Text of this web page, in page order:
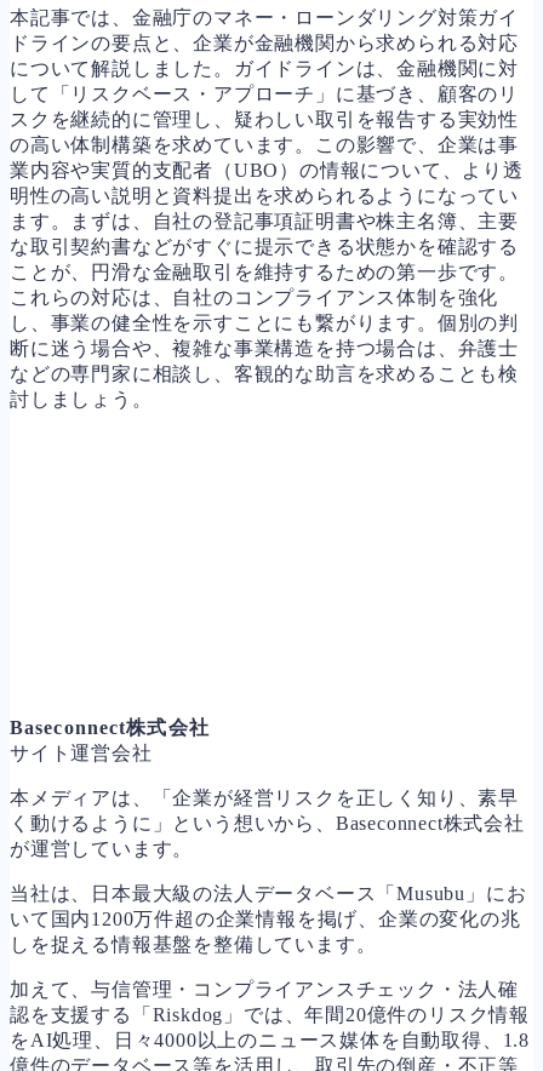
本記事では、金融庁のマネー・ローンダリング対策ガイ
ドラインの要点と、企業が金融機関から求められる対応
について解説しました。ガイドラインは、金融機関に対
して「リスクベース・アプローチ」に基づき、顧客のリ
スクを継続的に管理し、疑わしい取引を報告する実効性
の高い体制構築を求めています。この影響で、企業は事
業内容や実質的支配者（UBO）の情報について、より透
明性の高い説明と資料提出を求められるようになってい
ます。まずは、自社の登記事項証明書や株主名簿、主要
な取引契約書などがすぐに提示できる状態かを確認する
ことが、円滑な金融取引を維持するための第一歩です。
これらの対応は、自社のコンプライアンス体制を強化
し、事業の健全性を示すことにも繋がります。個別の判
断に迷う場合や、複雑な事業構造を持つ場合は、弁護士
などの専門家に相談し、客観的な助言を求めることも検
討しましょう。
Baseconnect株式会社
サイト運営会社
本メディアは、「企業が経営リスクを正しく知り、素早
く動けるように」という想いから、Baseconnect株式会社
が運営しています。
当社は、日本最大級の法人データベース「Musubu」にお
いて国内1200万件超の企業情報を掲げ、企業の変化の兆
しを捉える情報基盤を整備しています。
加えて、与信管理・コンプライアンスチェック・法人確
認を支援する「Riskdog」では、年間20億件のリスク情報
をAI処理、日々4000以上のニュース媒体を自動取得、1.8
億件のデータベース等を活用し、取引先の倒産・不正等